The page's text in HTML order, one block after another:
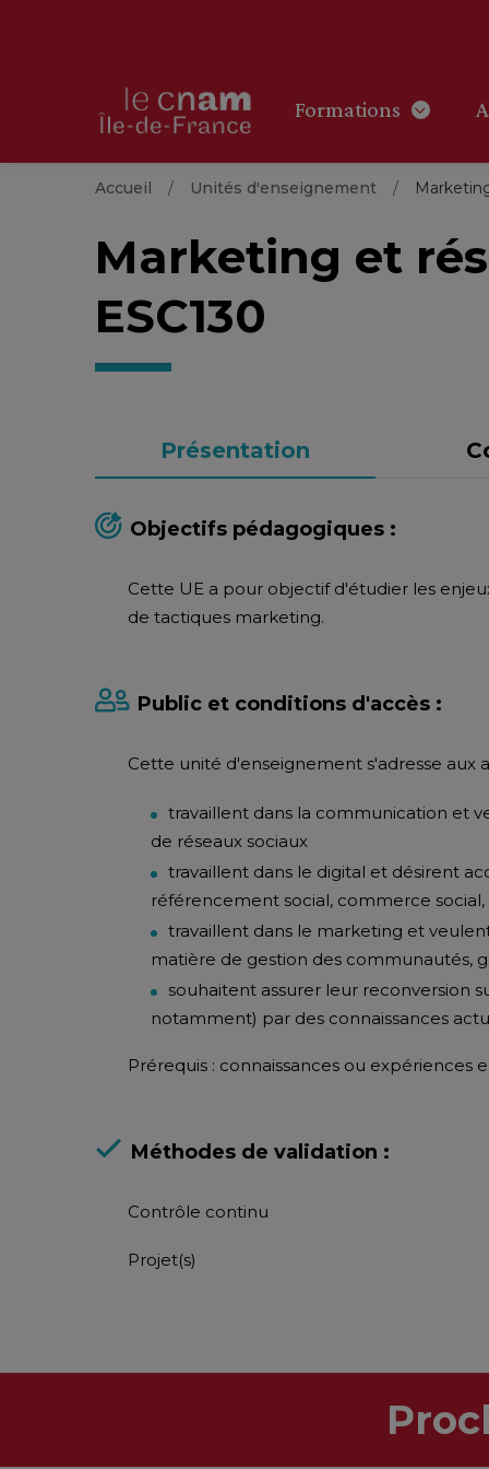
Formations
Accueil Unités d'enseignement
Marketing et
ESC130
Présentation
Objectifs pédagogiques :
Cette UE a pour objectif d'étudier les
de tactiques marketing.
Public et conditions d'accès :
Cette unité d'enseignement s'adresse aux
travaillent dans la communication et
de réseaux sociaux
travaillent dans le digital et désirent
référencement social, commerce
travaillent dans le marketing et
matière de gestion des communautés,
souhaitent assurer leur reconversion
notamment) par des connaissances
Prérequis : connaissances ou expériences
Méthodes de validation :
Contrôle continu
Projet(s)